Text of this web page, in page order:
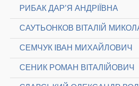
РИБАК ДАР’Я АНДРІЇВНА
САУТЬОНКОВ ВІТАЛІЙ
СЕМЧУК ІВАН МИХАЙЛОВИЧ
СЕНИК РОМАН ВІТАЛІЙОВИЧ